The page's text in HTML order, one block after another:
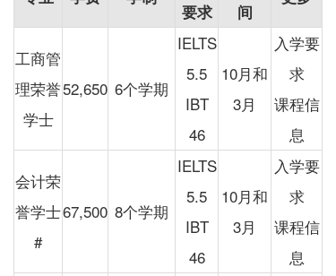
要求 间
工商管
理荣誉
学士
52,650 6个学期
IELTS
5.5
IBT
46
10月和
3月
入学要
求
课程信
息
会计荣
誉学士
#
67,500 8个学期
IELTS
5.5
IBT
46
10月和
3月
入学要
求
课程信
息